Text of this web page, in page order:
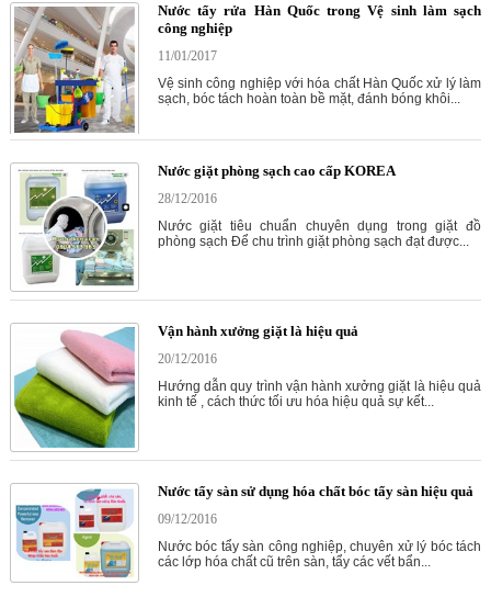
Nước tẩy rửa Hàn Quốc trong Vệ sinh làm sạch
công nghiệp
11/01/2017
Vệ sinh công nghiệp với hóa chất Hàn Quốc xử lý làm
sạch, bóc tách hoàn toàn bề mặt, đánh bóng khôi...
Nước giặt phòng sạch cao cấp KOREA
28/12/2016
Nước giặt tiêu chuẩn chuyên dụng trong giặt đồ
phòng sạch Để chu trình giặt phòng sạch đạt được...
Vận hành xưởng giặt là hiệu quả
20/12/2016
Hướng dẫn quy trình vận hành xưởng giặt là hiệu quả
kinh tế , cách thức tối ưu hóa hiệu quả sự kết...
Nước tẩy sàn sử dụng hóa chất bóc tẩy sàn hiệu quả
09/12/2016
Nước bóc tẩy sàn công nghiệp, chuyên xử lý bóc tách
các lớp hóa chất cũ trên sàn, tẩy các vết bẩn...